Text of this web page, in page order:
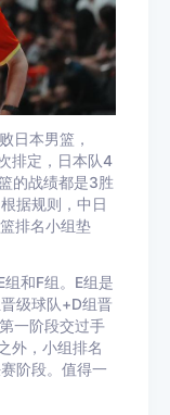
日本男篮，
排定，日本队4
的战绩都是3胜
据规则，中日
排名小组垫
和F组。E组是
级球队+D组晋
一阶段交过手
外，小组排名
阶段。值得一